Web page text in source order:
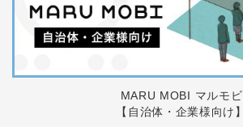
MARU MOBI マルモビ
【自治体・企業様向け】